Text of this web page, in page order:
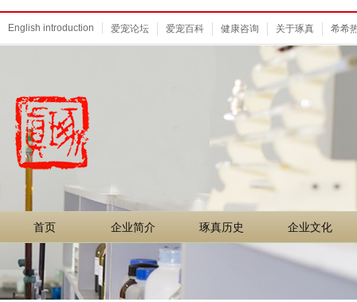
English introduction 爱宠论坛 爱宠百科 健康咨询 关于琢真 希希
首页 企业简介
企业简介
琢真历史
琢真历史
企业文化